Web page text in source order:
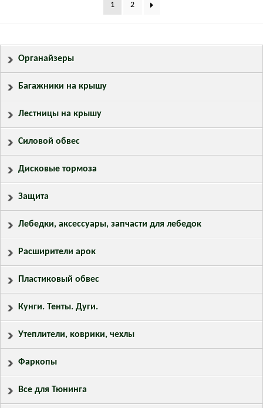
1 2
Органайзеры
Багажники на крышу
Лестницы на крышу
Силовой обвес
Дисковые тормоза
Защита
Лебедки, аксессуары, запчасти для лебедок
Расширители арок
Пластиковый обвес
Кунги. Тенты. Дуги.
Утеплители, коврики, чехлы
Фаркопы
Все для Тюнинга